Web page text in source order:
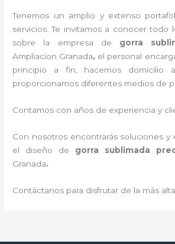
Tenemos un amplio y extenso
servicios. Te invitamos a conocer todo
sobre la empresa de gorra
Ampliacion Granada, el personal
principio a fin, hacemos domicilio
proporcionamos diferentes medios de
Contamos con años de experiencia y
Con nosotros encontrarás soluciones y
el diseño de gorra sublimada
Granada.
Contáctanos para disfrutar de la más